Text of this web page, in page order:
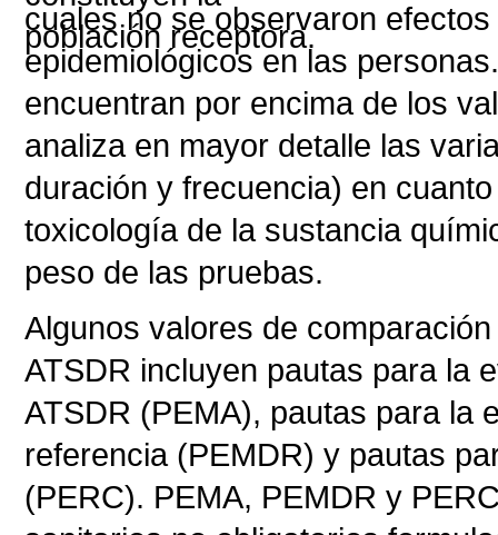
cuales no se observaron
epidemiológicos en las
encuentran por encima de los
analiza en mayor detalle las
duración y frecuencia) en
toxicología de la sustancia
peso de las pruebas.
Algunos valores de
ATSDR incluyen pautas para la
ATSDR (PEMA), pautas para la
referencia (PEMDR) y pautas
(PERC). PEMA, PEMDR y